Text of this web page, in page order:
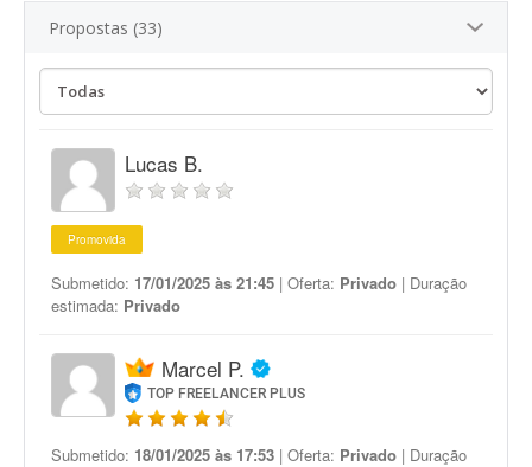
Propostas (33)
Lucas B.
Promovida
Submetido: 17/01/2025 às 21:45 | Oferta: Privado | Duração
estimada: Privado
Marcel P.
TOP FREELANCER PLUS
Submetido: 18/01/2025 às 17:53 | Oferta: Privado | Duração